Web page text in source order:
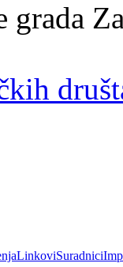
LinkoviSuradnici